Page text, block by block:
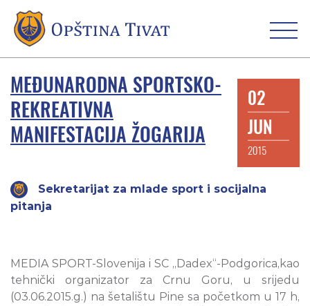
MEĐUNARODNA SPORTSKO-
REKREATIVNA
MANIFESTACIJA ŽOGARIJA
02
JUN
2015
Sekretarijat za mlade sport i socijalna
pitanja
MEDIA SPORT-Slovenija i SC „Dadex“-Podgorica,kao
tehnički organizator za Crnu Goru, u srijedu
(03.06.2015.g.) na šetalištu Pine sa početkom u 17 h,